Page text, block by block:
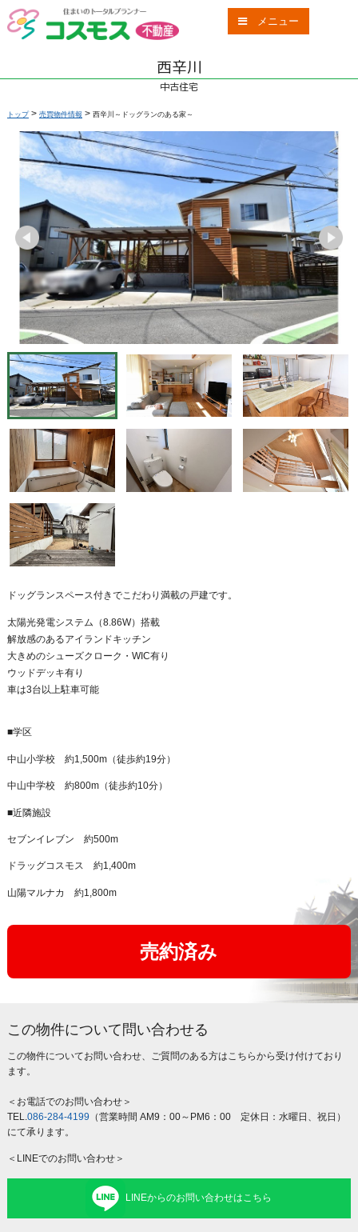
メニュー
西辛川
中古住宅
トップ> 売買物件情報 > 西辛川～ドッグランのある家～
ドッグランスペース付きでこだわり満載の戸建です。
太陽光発電システム（8.86W）搭載
解放感のあるアイランドキッチン
大きめのシューズクローク・WIC有り
ウッドデッキ有り
車は3台以上駐車可能
■学区
中山小学校 約1,500m（徒歩約19分）
中山中学校 約800m（徒歩約10分）
■近隣施設
セブンイレブン 約500m
ドラッグコスモス 約1,400m
山陽マルナカ 約1,800m
売約済み
この物件について問い合わせる
この物件についてお問い合わせ、ご質問のある方はこちらから受け付けており
ます。
＜お電話でのお問い合わせ＞
TEL. 086-284-4199 （営業時間 AM9：00～PM6：00 定休日：水曜日、祝日）
にて承ります。
＜LINEでのお問い合わせ＞
LINEからのお問い合わせはこちら